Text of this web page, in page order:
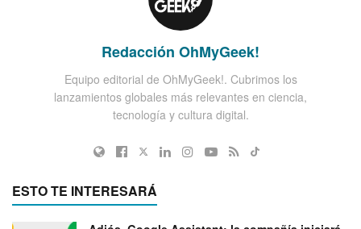
Redacción OhMyGeek!
Equipo editorial de OhMyGeek!. Cubrimos los
lanzamientos globales más relevantes en ciencia,
tecnología y cultura digital.
ESTO TE INTERESARÁ